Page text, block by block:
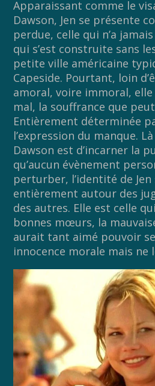
Apparaissant comme le
Dawson, Jen se présente
perdue, celle qui n’a
qui s’est construite sans
petite ville américaine
Capeside. Pourtant, loin
amoral, voire immoral,
mal, la souffrance que
Entièrement déterminée
l’expression du manque.
Dawson est d’incarner la
qu’aucun évènement
perturber, l’identité de
entièrement autour des
des autres. Elle est celle
bonnes mœurs, la
aurait tant aimé pouvoir
innocence morale mais ne